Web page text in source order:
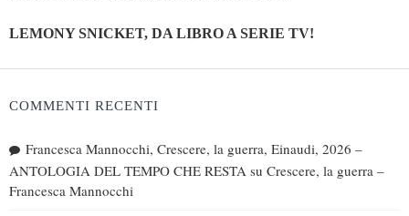
LEMONY SNICKET, DA LIBRO A SERIE TV!
COMMENTI RECENTI
Francesca Mannocchi, Crescere, la guerra, Einaudi, 2026 –
ANTOLOGIA DEL TEMPO CHE RESTA su Crescere, la guerra –
Francesca Mannocchi